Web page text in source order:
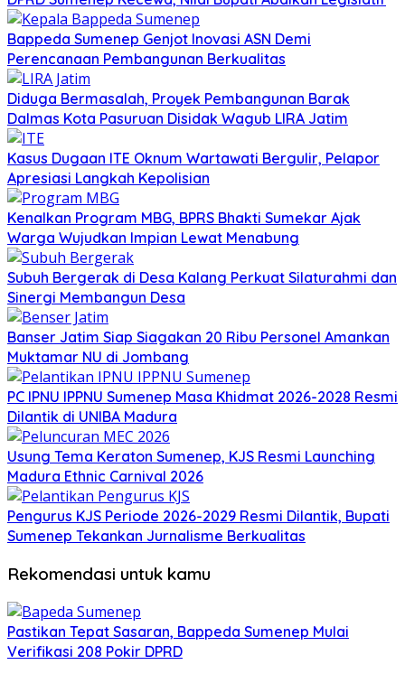
Bappeda Sumenep Genjot Inovasi ASN Demi
Perencanaan Pembangunan Berkualitas
Diduga Bermasalah, Proyek Pembangunan Barak
Dalmas Kota Pasuruan Disidak Wagub LIRA Jatim
Kasus Dugaan ITE Oknum Wartawati Bergulir, Pelapor
Apresiasi Langkah Kepolisian
Kenalkan Program MBG, BPRS Bhakti Sumekar Ajak
Warga Wujudkan Impian Lewat Menabung
Subuh Bergerak di Desa Kalang Perkuat Silaturahmi dan
Sinergi Membangun Desa
Banser Jatim Siap Siagakan 20 Ribu Personel Amankan
Muktamar NU di Jombang
PC IPNU IPPNU Sumenep Masa Khidmat 2026-2028 Resmi
Dilantik di UNIBA Madura
Usung Tema Keraton Sumenep, KJS Resmi Launching
Madura Ethnic Carnival 2026
Pengurus KJS Periode 2026-2029 Resmi Dilantik, Bupati
Sumenep Tekankan Jurnalisme Berkualitas
Rekomendasi untuk kamu
Pastikan Tepat Sasaran, Bappeda Sumenep Mulai
Verifikasi 208 Pokir DPRD